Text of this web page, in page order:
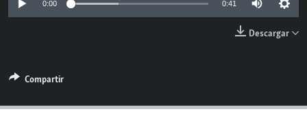
RADIO MARTÍ
LA REALIDAD DE LA VIVIENDA EN CUBA
SER VIEJO EN CUBA
EDITORIALES
0:00 0:41
Descargar
Compartir